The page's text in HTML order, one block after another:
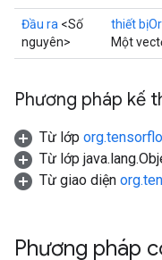
Đầu ra <Số
nguyên>
thiết
Một
Phương pháp kế
Từ lớp
Từ lớp
Từ giao diện
Phương pháp